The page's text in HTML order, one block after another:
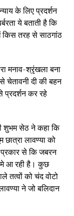
के लिए प्रदर्शन
ये बताती है कि
किस तरह से साठगांठ
मनाव-श्रृंखला बना
चेतावनी दी की बहन
प्रदर्शन कर रहे
शुभम सेठ ने कहा कि
लावण्या को
प्रकार से कि जबरन
मे आ रही है। कुछ
तत्वों को चंद वोटो
ने जो बलिदान